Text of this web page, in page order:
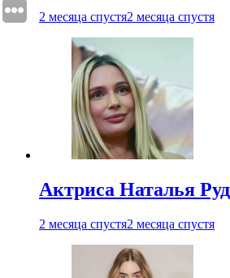
2 месяца спустя2 месяца спустя
Актриса Наталья
2 месяца спустя2 месяца спустя